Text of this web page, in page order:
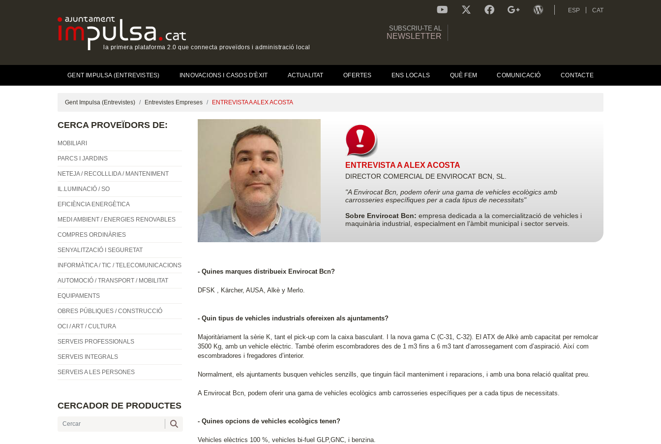
la primera plataforma 2.0 que connecta proveïdors i administració local
ESP CAT
SUBSCRIU-TE AL
NEWSLETTER
GENT IMPULSA (ENTREVISTES)(CURRENT)INNOVACIONS I CASOS D'ÈXIT ACTUALITAT OFERTES ENS LOCALS QUÈ FEM COMUNICACIÓ CONTACTE
Gent Impulsa (Entrevistes) Entrevistes Empreses ENTREVISTA A ALEX ACOSTA
CERCA PROVEÏDORS DE:
MOBILIARI
PARCS I JARDINS
NETEJA / RECOLLLIDA / MANTENIMENT
IL.LUMINACIÓ / SO
EFICIÈNCIA ENERGÈTICA
MEDI AMBIENT / ENERGIES RENOVABLES
COMPRES ORDINÀRIES
SENYALITZACIÓ I SEGURETAT
INFORMÀTICA / TIC / TELECOMUNICACIONS
AUTOMOCIÓ / TRANSPORT / MOBILITAT
EQUIPAMENTS
OBRES PÚBLIQUES / CONSTRUCCIÓ
OCI / ART / CULTURA
SERVEIS PROFESSIONALS
SERVEIS INTEGRALS
SERVEIS A LES PERSONES
CERCADOR DE PRODUCTES
ENTREVISTA A ALEX ACOSTA
DIRECTOR COMERCIAL DE ENVIROCAT BCN, SL.
"A Envirocat Bcn, podem oferir una gama de vehicles ecològics amb
carrosseries específiques per a cada tipus de necessitats"
Sobre Envirocat Bcn: empresa dedicada a la comercialització de vehicles i
maquinària industrial, especialment en l’àmbit municipal i sector serveis.
- Quines marques distribueix Envirocat Bcn?
DFSK , Kärcher, AUSA, Alkè y Merlo.
- Quin tipus de vehicles industrials ofereixen als ajuntaments?
Majoritàriament la sèrie K, tant el pick-up com la caixa basculant. I la nova gama C (C-31, C-32). El ATX de Alkè amb capacitat per remolcar
3500 Kg, amb un vehicle elèctric. També oferim escombradores des de 1 m3 fins a 6 m3 tant d’arrossegament com d’aspiració. Així com
escombradores i fregadores d’interior.
Normalment, els ajuntaments busquen vehicles senzills, que tinguin fàcil manteniment i reparacions, i amb una bona relació qualitat preu.
A Envirocat Bcn, podem oferir una gama de vehicles ecològics amb carrosseries específiques per a cada tipus de necessitats.
- Quines opcions de vehicles ecològics tenen?
Vehicles elèctrics 100 %, vehicles bi-fuel GLP,GNC, i benzina.